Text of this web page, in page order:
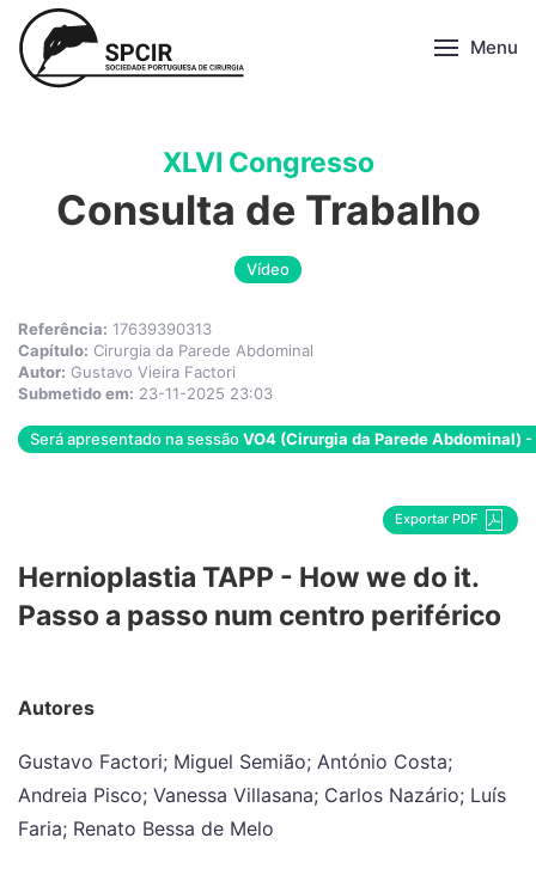
Menu
XLVI Congresso
Consulta de Trabalho
Vídeo
Referência: 17639390313
Capítulo: Cirurgia da Parede Abdominal
Autor: Gustavo Vieira Factori
Submetido em: 23-11-2025 23:03
Será apresentado na sessãoVO4 (Cirurgia da Parede Abdominal) -
Exportar PDF
Hernioplastia TAPP - How we do it.
Passo a passo num centro periférico
Autores
Gustavo Factori; Miguel Semião; António Costa;
Andreia Pisco; Vanessa Villasana; Carlos Nazário; Luís
Faria; Renato Bessa de Melo